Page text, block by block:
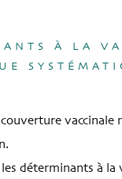
À LA
déterminants à la